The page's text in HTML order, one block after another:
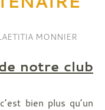
MONNIER
notre club
bien plus qu’un